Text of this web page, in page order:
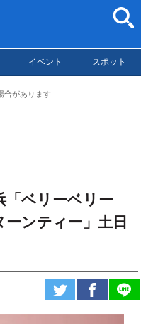
イベント スポット
合があります
「ベリーベリー
ンティー」土日